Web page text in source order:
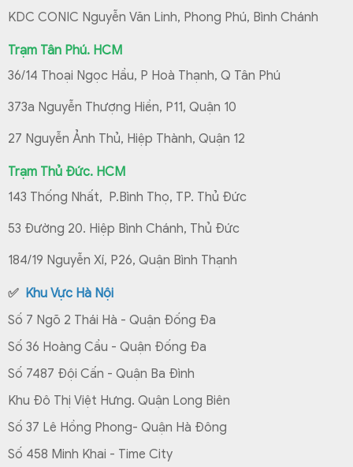
KDC CONIC Nguyễn Văn Linh, Phong Phú, Bình Chánh
Trạm Tân Phú. HCM
36/14 Thoại Ngọc Hầu, P Hoà Thạnh, Q Tân Phú
373a Nguyễn Thượng Hiền, P11, Quận 10
27 Nguyễn Ảnh Thủ, Hiệp Thành, Quận 12
Trạm Thủ Đức. HCM
143 Thống Nhất, P.Bình Thọ, TP. Thủ Đức
53 Đường 20. Hiệp Bình Chánh, Thủ Đức
184/19 Nguyễn Xí, P26, Quận Bình Thạnh
✅ Khu Vực Hà Nội
Số 7 Ngõ 2 Thái Hà - Quận Đống Đa
Số 36 Hoàng Cầu - Quận Đống Đa
Số 7487 Đội Cấn - Quận Ba Đình
Khu Đô Thị Việt Hưng. Quận Long Biên
Số 37 Lê Hồng Phong- Quận Hà Đông
Số 458 Minh Khai - Time City